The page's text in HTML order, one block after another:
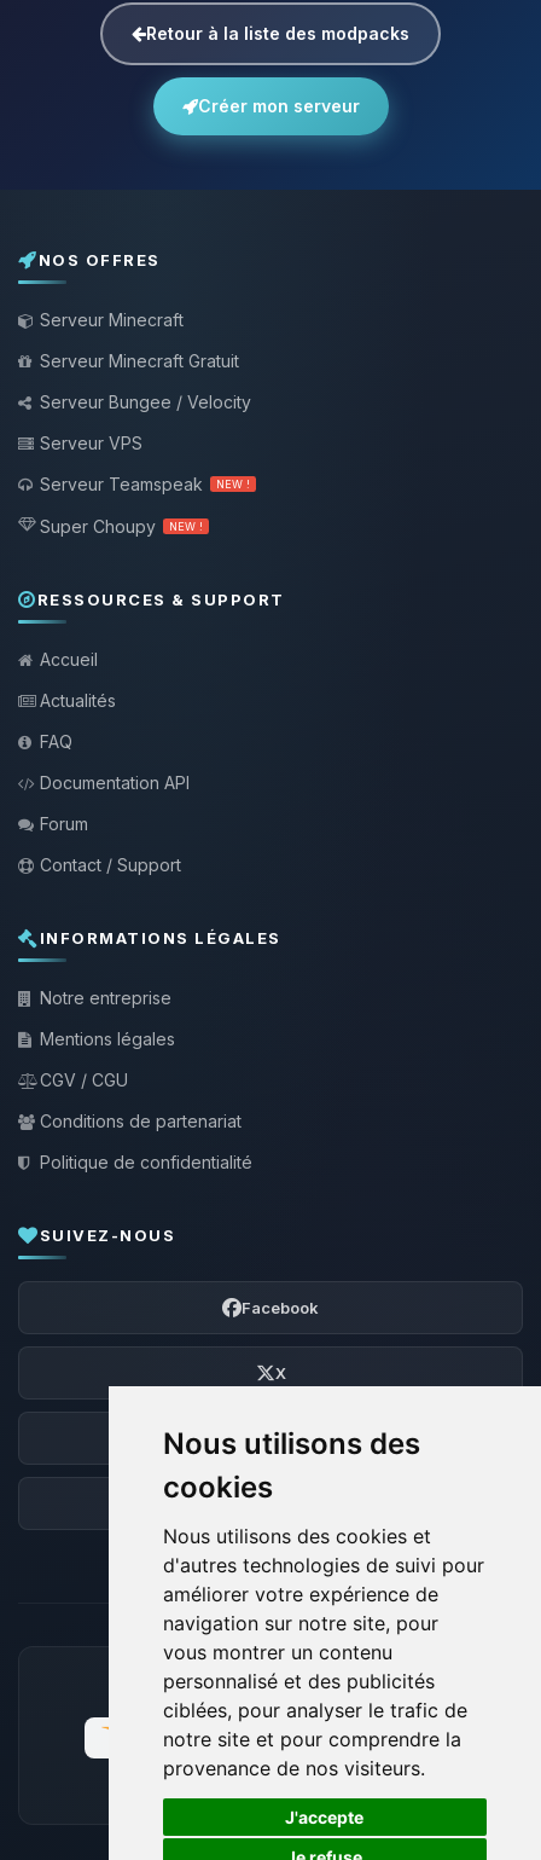
Nous utilisons des
cookies
Nous utilisons des cookies et
d'autres technologies de suivi pour
améliorer votre expérience de
navigation sur notre site, pour
vous montrer un contenu
personnalisé et des publicités
ciblées, pour analyser le trafic de
notre site et pour comprendre la
provenance de nos visiteurs.
J'accepte
Retour à la liste des modpacks
Créer mon serveur
NOS OFFRES
Serveur Minecraft
Serveur Minecraft Gratuit
Serveur Bungee / Velocity
Serveur VPS
Serveur Teamspeak
NEW !
Super Choupy NEW !
RESSOURCES & SUPPORT
Accueil
Actualités
FAQ
Documentation API
Forum
Contact / Support
INFORMATIONS LÉGALES
Notre entreprise
Mentions légales
CGV / CGU
Conditions de partenariat
Politique de confidentialité
SUIVEZ-NOUS
Facebook
X
Discord
Forum
MOYENS DE PAIEMENT ACCEPTÉS
🍪